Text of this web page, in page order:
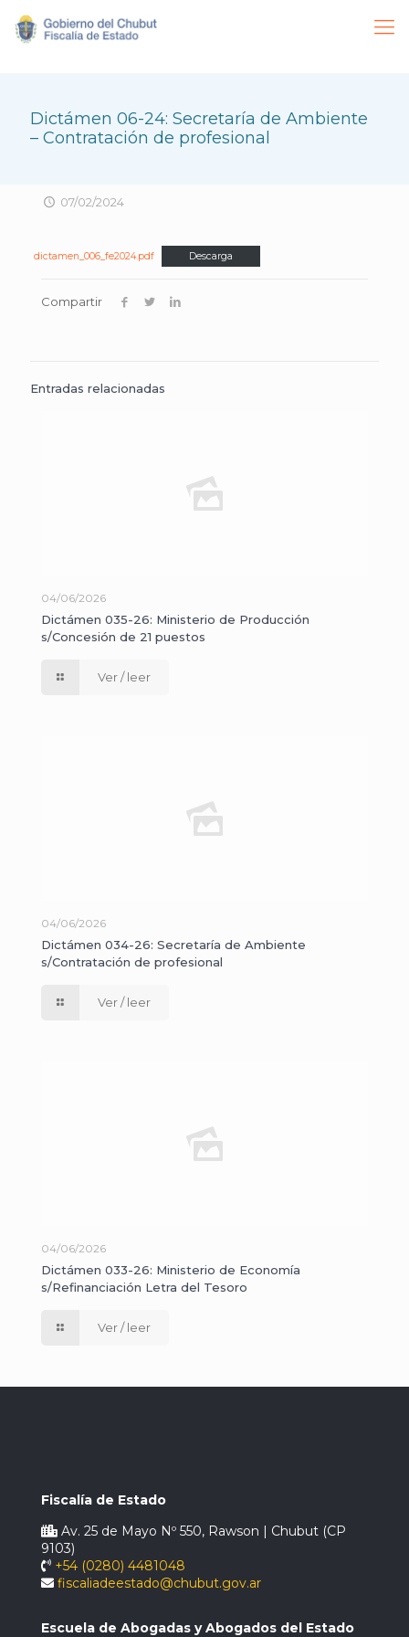
Dictámen 06-24: Secretaría de Ambiente
– Contratación de profesional
07/02/2024
dictamen_006_fe2024.pdf Descarga
Compartir
Entradas relacionadas
04/06/2026
Dictámen 035-26: Ministerio de Producción
s/Concesión de 21 puestos
Ver / leer
04/06/2026
Dictámen 034-26: Secretaría de Ambiente
s/Contratación de profesional
Ver / leer
04/06/2026
Dictámen 033-26: Ministerio de Economía
s/Refinanciación Letra del Tesoro
Ver / leer
Fiscalía de Estado
Av. 25 de Mayo Nº 550, Rawson | Chubut (CP
9103)
+54 (0280) 4481048
fiscaliadeestado@chubut.gov.ar
Escuela de Abogadas y Abogados del Estado